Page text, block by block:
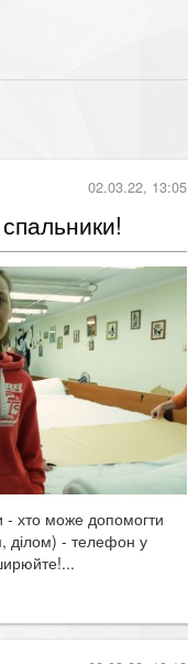
02.03.22, 13:05
- хто може допомогти
ділом) - телефон у